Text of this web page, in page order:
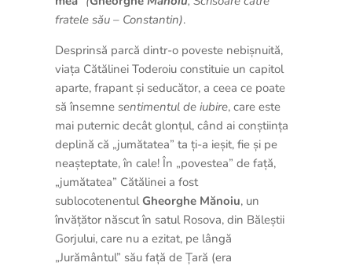
fratele său – Constantin).
Desprinsă parcă dintr-o poveste nebișnuită,
viața Cătălinei Toderoiu constituie un capitol
aparte, frapant și seducător, a ceea ce poate
să însemne sentimentul de iubire, care este
mai puternic decât glonțul, când ai conștiința
deplină că „jumătatea” ta ți-a ieșit, fie și pe
neașteptate, în cale! În „povestea” de față,
„jumătatea” Cătălinei a fost
sublocotenentulGheorghe Mănoiu, un
învățător născut în satul Rosova, din Băleștii
Gorjului, care nu a ezitat, pe lângă
„Jurământul” său față de Țară (era